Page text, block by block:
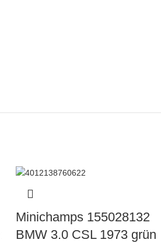
Minichamps 155028132
BMW 3.0 CSL 1973 grün